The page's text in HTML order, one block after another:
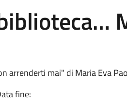
arrenderti mai" di Maria Eva
fine: